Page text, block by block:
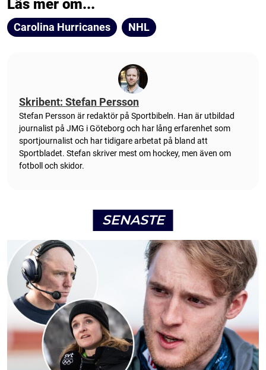
Läs mer om...
Carolina Hurricanes NHL
Skribent: Stefan Persson
Stefan Persson är redaktör på Sportbibeln. Han är utbildad
journalist på JMG i Göteborg och har lång erfarenhet som
sportjournalist och har tidigare arbetat på bland att
Sportbladet. Stefan skriver mest om hockey, men även om
fotboll och skidor.
SENASTE